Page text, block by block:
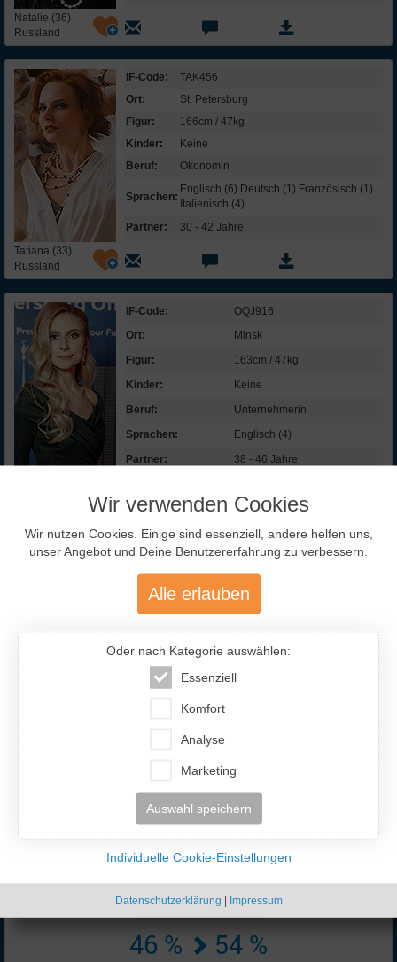
Natalie (36)
Russland
Tatiana (33)
Russland
IF-Code:
TAK456
Ort:
St. Petersburg
Figur:
166cm / 47kg
Kinder:
Keine
Beruf:
Ökonomin
Sprachen:
Englisch (6) Deutsch (1) Französisch (1)
Italienisch (4)
Partner:
30 - 42 Jahre
IF-Code:
OQJ916
Ort:
Minsk
Figur:
163cm / 47kg
Kinder:
Keine
Beruf:
Unternehmerin
Sprachen:
Englisch (4)
Partner:
38 - 46 Jahre
InterFriendship lohnt sich
477.200
mit über 12.400 aktiven Anzeigen
46 % 54 %
Wir verwenden Cookies
Wir nutzen Cookies. Einige sind essenziell, andere helfen uns,
unser Angebot und Deine Benutzererfahrung zu verbessern.
Alle erlauben
Oder nach Kategorie auswählen:
Essenziell
Komfort
Analyse
Marketing
Auswahl speichern
Individuelle Cookie-Einstellungen
Datenschutzerklärung | Impressum